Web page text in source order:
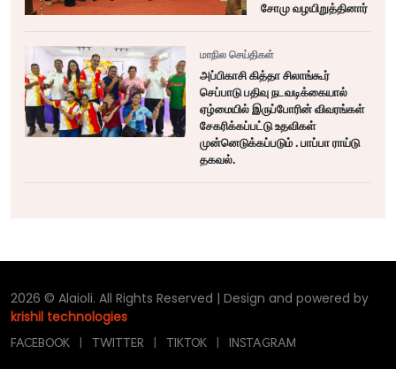
சோமு வழயிறுத்தினார்
மாநில செய்திகள்
அப்பிகாசி கித்தா சிலாங்கூர்
செப்பாடு பதிவு நடவடிக்கையால்
ஏழ்மையில் இருப்போரின் விவரங்கள்
சேகரிக்கப்பட்டு உதவிகள்
முன்னெடுக்கப்படும் . பாப்பா ராய்டு
தகவல்.
2026 © Alaioli. All Rights Reserved | Design and powered by
krishil technologies
FACEBOOK TWITTER TIKTOK INSTAGRAM